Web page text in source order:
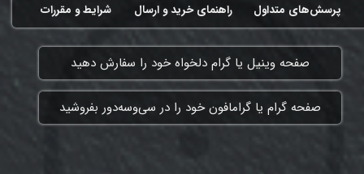
شرایط و مقررات راهنمای خرید و ارسال پرسش‌های متداول
​صفحه وینیل یا گرام دلخواه خود را سفارش دهید
​صفحه گرام یا گرامافون خود را در سی‌وسه‌دور بفروشید